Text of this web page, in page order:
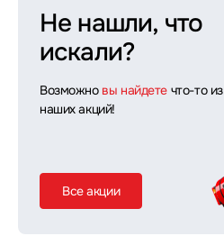
Не нашли, что
искали?
Возможно вы найдете что-то из
наших акций!
Все акции